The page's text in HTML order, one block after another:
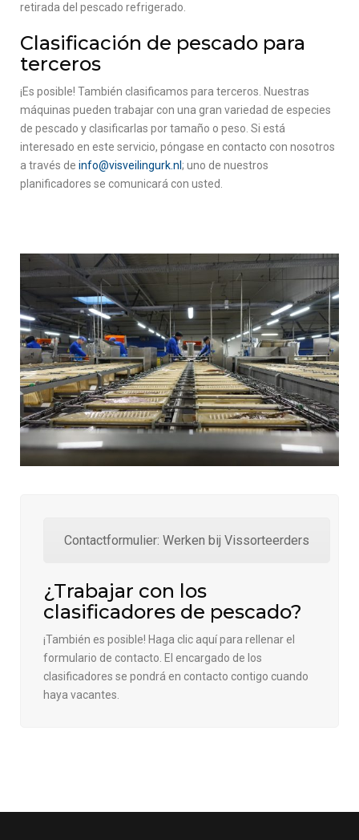
retirada del pescado refrigerado.
Clasificación de pescado para
terceros
¡Es posible! También clasificamos para terceros. Nuestras
máquinas pueden trabajar con una gran variedad de especies
de pescado y clasificarlas por tamaño o peso. Si está
interesado en este servicio, póngase en contacto con nosotros
a través de info@visveilingurk.nl ; uno de nuestros
planificadores se comunicará con usted.
Contactformulier: Werken bij Vissorteerders
¿Trabajar con los
clasificadores de pescado?
¡También es posible! Haga clic aquí para rellenar el
formulario de contacto. El encargado de los
clasificadores se pondrá en contacto contigo cuando
haya vacantes.